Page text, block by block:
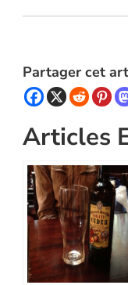
Partager cet
Articles